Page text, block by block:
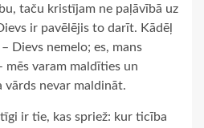
taču kristījam ne paļāvībā uz
ir pavēlējis to darīt. Kādēļ
Dievs nemelo; es, mans
varam maldīties un
nevar maldināt.
ir tie, kas spriež: kur ticība